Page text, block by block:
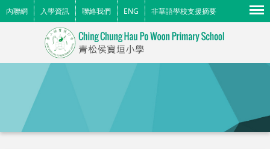
內聯網 入學資訊 聯絡我們 ENG 非華語學校支援摘要 Menu